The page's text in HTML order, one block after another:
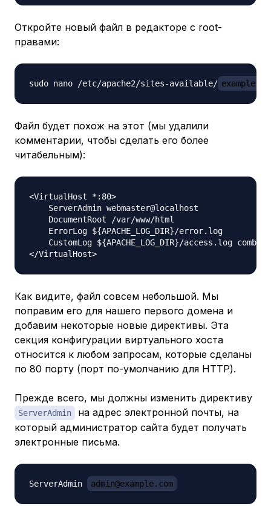
Откройте новый файл в редакторе с root-
правами:
sudo nano /etc/apache2/sites-available/
Файл будет похож на этот (мы удалили
комментарии, чтобы сделать его более
читабельным):
<VirtualHost *:80>
    ServerAdmin webmaster@localhost
    DocumentRoot /var/www/html
    ErrorLog ${APACHE_LOG_DIR}/error.log
CustomLog ${APACHE_LOG_DIR}/access.log
Как видите, файл совсем небольшой. Мы
поправим его для нашего первого домена и
добавим некоторые новые директивы. Эта
секция конфигурации виртуального хоста
относится к любом запросам, которые сделаны
по 80 порту (порт по-умолчанию для HTTP).
Прежде всего, мы должны изменить директиву
ServerAdmin
на адрес электронной почты, на
который администратор сайта будет получать
электронные письма.
ServerAdmin admin@example.com